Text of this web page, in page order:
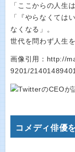
「ここからの人生
「『やらなくては
なくなる」。
世代を問わず人生
画像引用：http://
9201/
コメディ俳優